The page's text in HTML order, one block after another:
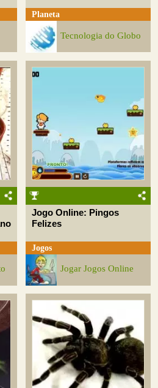
Planeta
Tecnologia do Globo
Jogo Online: Pingos
Felizes
Jogos
Jogar Jogos Online